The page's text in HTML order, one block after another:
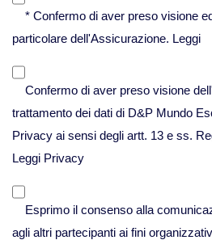
Viaggi in Cuba
Viaggi in Guatemala
Viaggi in Messico
Europa
* Confermo di aver preso visione
particolare dell'Assicurazione. Leggi
Confermo di aver preso visione
trattamento dei dati di D&P Mundo
Privacy ai sensi degli artt. 13 e ss.
Leggi Privacy
Esprimo il consenso alla
agli altri partecipanti ai fini